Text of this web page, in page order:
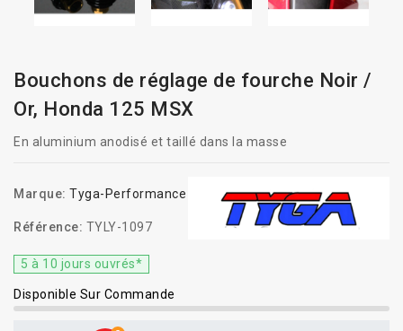
Bouchons de réglage de fourche Noir /
Or, Honda 125 MSX
En aluminium anodisé et taillé dans la masse
Marque: Tyga-Performance
Référence: TYLY-1097
5 à 10 jours ouvrés*
Disponible Sur Commande